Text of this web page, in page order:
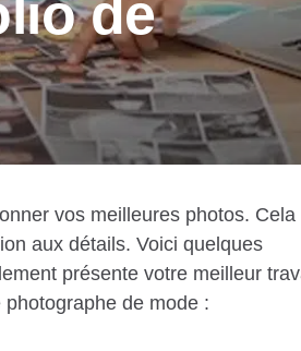
de
vos meilleures photos. Cela
aux détails. Voici quelques
présente votre meilleur
de mode :